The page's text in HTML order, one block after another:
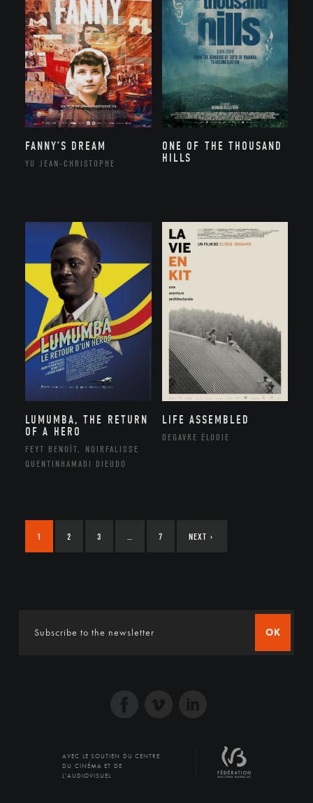
FANNY’S DREAM
YU JEAN-CHRISTOPHE
ONE OF THE THOUSAND
HILLS
LUMUMBA, THE RETURN
OF A HERO
FEYT BENOÎT, NOIRFALISSE
QUENTINHAMADI DIEUDO
LIFE ASSEMBLED
DEGAVRE ÉLODIE
1 2 3 7 NEXT ›
OK
AVEC LE SOUTIEN DU CENTRE
DU CINÉMA ET DE
L'AUDIOVISUEL